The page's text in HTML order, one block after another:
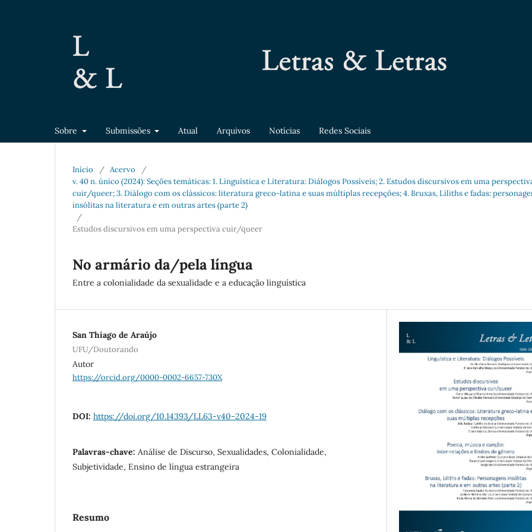
Sobre Submissões Atual Arquivos Notícias Redes Sociais
Início / Acervo
/
v. 40 n. único (2024): Seções temáticas: 1. Linguística e Literatura: Diálogos Possíveis; 2. Estudos discursivos em uma
cuir/queer; 3. Diálogo com os clássicos: literatura greco-latina e suas múltiplas recepções; 4. Bruxas, Liliths e fadas:
insólitas na literatura e em outras artes (parte 2)
/
Estudos discursivos em uma perspectiva cuir/queer
No armário da/pela língua
Entre a colonialidade da sexualidade e a educação linguística
San Thiago de Araújo
UFU/Doutorando
Autor
https://orcid.org/0000-0002-6657-730X
DOI: https://doi.org/10.14393/LL63-v40-2024-19
Palavras-chave: Análise de Discurso, Sexualidades, Colonialidade,
Subjetividade, Ensino de língua estrangeira
Resumo